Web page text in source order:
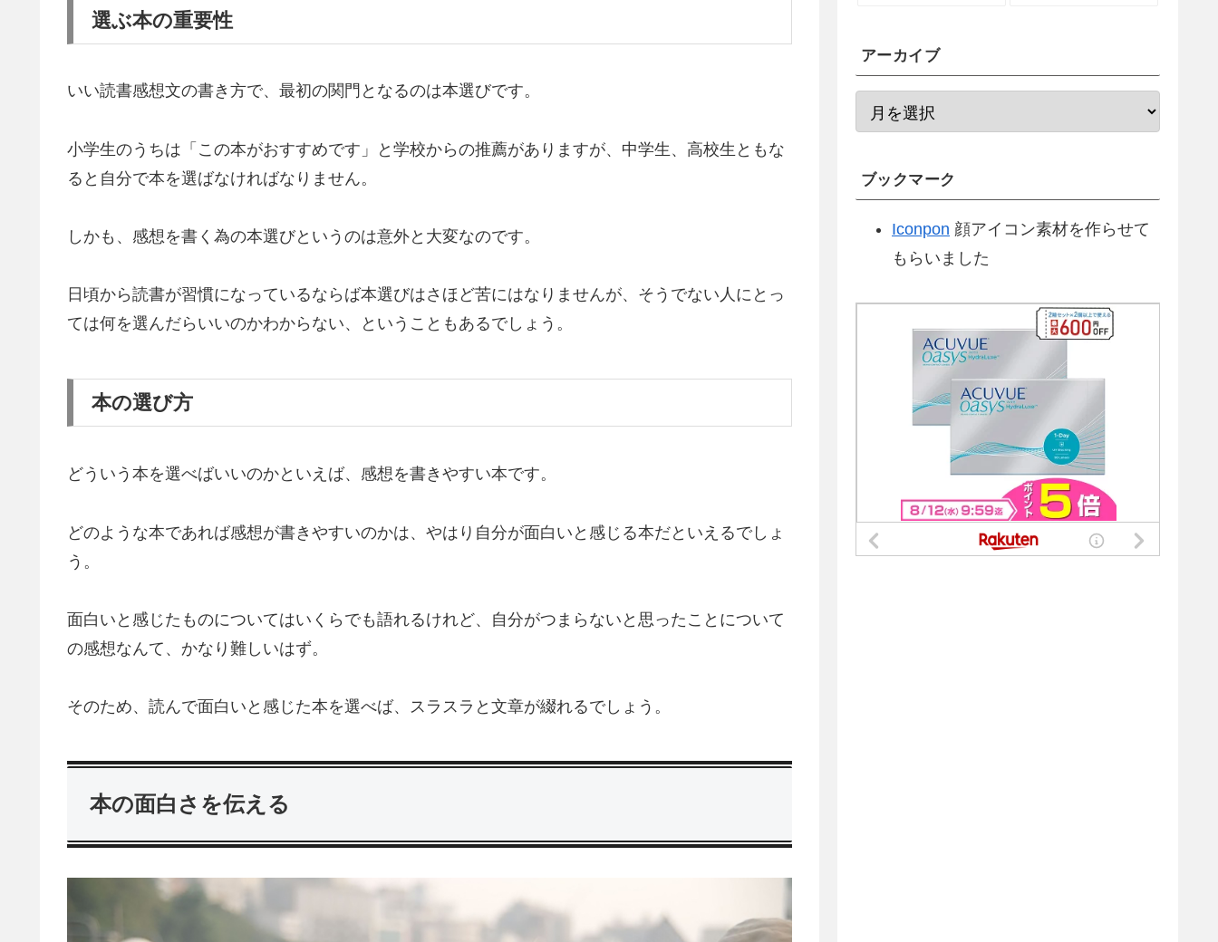
選ぶ本の重要性
いい読書感想文の書き方で、最初の関門となるのは本選びです。
小学生のうちは「この本がおすすめです」と学校からの推薦がありますが、中学生、高校生ともな
ると自分で本を選ばなければなりません。
しかも、感想を書く為の本選びというのは意外と大変なのです。
日頃から読書が習慣になっているならば本選びはさほど苦にはなりませんが、そうでない人にとっ
ては何を選んだらいいのかわからない、ということもあるでしょう。
本の選び方
どういう本を選べばいいのかといえば、感想を書きやすい本です。
どのような本であれば感想が書きやすいのかは、やはり自分が面白いと感じる本だといえるでしょ
う。
面白いと感じたものについてはいくらでも語れるけれど、自分がつまらないと思ったことについて
の感想なんて、かなり難しいはず。
そのため、読んで面白いと感じた本を選べば、スラスラと文章が綴れるでしょう。
本の面白さを伝える
アーカイブ
ブックマーク
Iconpon 顔アイコン素材を作らせて
もらいました